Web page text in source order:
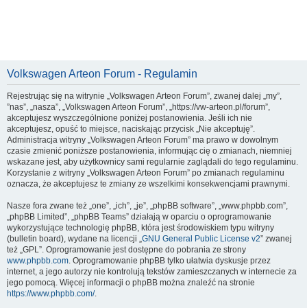
Volkswagen Arteon Forum - Regulamin
Rejestrując się na witrynie „Volkswagen Arteon Forum”, zwanej dalej „my”,
”nas”, „nasza”, „Volkswagen Arteon Forum”, „https://vw-arteon.pl/forum”,
akceptujesz wyszczególnione poniżej postanowienia. Jeśli ich nie
akceptujesz, opuść to miejsce, naciskając przycisk „Nie akceptuję”.
Administracja witryny „Volkswagen Arteon Forum” ma prawo w dowolnym
czasie zmienić poniższe postanowienia, informując cię o zmianach, niemniej
wskazane jest, aby użytkownicy sami regularnie zaglądali do tego regulaminu.
Korzystanie z witryny „Volkswagen Arteon Forum” po zmianach regulaminu
oznacza, że akceptujesz te zmiany ze wszelkimi konsekwencjami prawnymi.
Nasze fora zwane też „one”, „ich”, „je”, „phpBB software”, „www.phpbb.com”,
„phpBB Limited”, „phpBB Teams” działają w oparciu o oprogramowanie
wykorzystujące technologię phpBB, która jest środowiskiem typu witryny
(bulletin board), wydane na licencji „GNU General Public License v2” zwanej
też „GPL”. Oprogramowanie jest dostępne do pobrania ze strony
www.phpbb.com. Oprogramowanie phpBB tylko ułatwia dyskusje przez
internet, a jego autorzy nie kontrolują tekstów zamieszczanych w internecie za
jego pomocą. Więcej informacji o phpBB można znaleźć na stronie
https://www.phpbb.com/.